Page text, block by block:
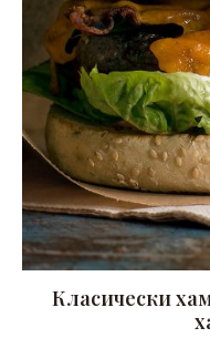
Класически